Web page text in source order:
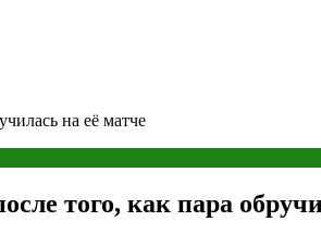
на её матче
того, как пара